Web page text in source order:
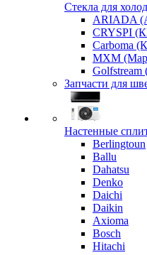
Стекла для
ARIADA
CRYSPI
Carboma
MXM
Golfstream
Запчасти для
Настенные
Berlingtoun
Ballu
Dahatsu
Denko
Daichi
Daikin
Axioma
Bosch
Hitachi